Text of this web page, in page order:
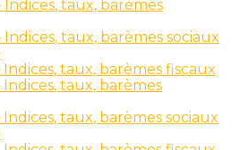
taux, barèmes
taux, barèmes sociaux
taux, barèmes fiscaux
taux, barèmes
taux, barèmes sociaux